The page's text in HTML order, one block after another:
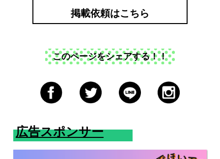
掲載依頼はこちら
このページをシェアする！！
広告スポンサー